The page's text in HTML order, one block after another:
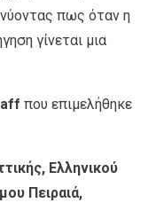
πως όταν η
γίνεται μια
που επιμελήθηκε
Ελληνικού
Πειραιά,